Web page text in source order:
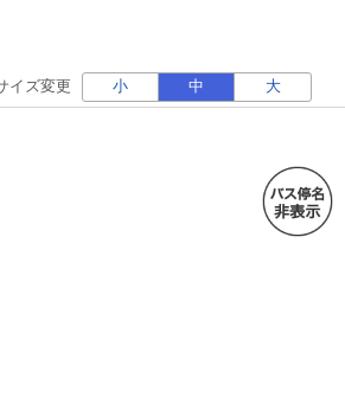
イズ変更 小 中 大